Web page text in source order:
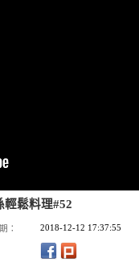
鬆料理#52
： 2018-12-12 17:37:55